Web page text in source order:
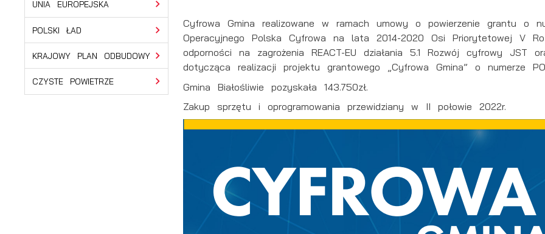
UNIA EUROPEJSKA
POLSKI ŁAD
KRAJOWY PLAN ODBUDOWY
CZYSTE POWIETRZE
Cyfrowa Gmina realizowane w ramach umowy o powierzenie grantu o
Operacyjnego Polska Cyfrowa na lata 2014-2020 Osi Priorytetowej V
odporności na zagrożenia REACT-EU działania 5.1 Rozwój cyfrowy JST
dotycząca realizacji projektu grantowego „Cyfrowa Gmina” o numerze
Gmina Białośliwie pozyskała 143.750zł.
Zakup sprzętu i oprogramowania przewidziany w II połowie 2022r.